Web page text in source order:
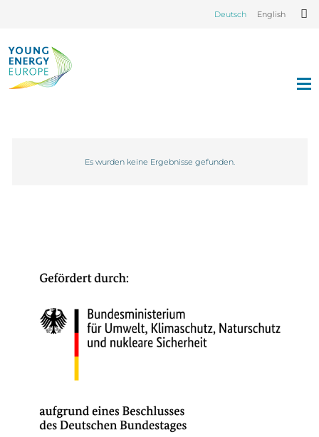
Deutsch English
Es wurden keine Ergebnisse gefunden.